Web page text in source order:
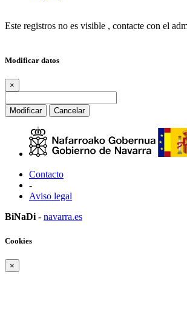
Este registros no es visible , contacte con el
Modificar datos
×
Modificar Cancelar
Contacto
-
Aviso legal
BiNaDi - navarra.es
Cookies
×